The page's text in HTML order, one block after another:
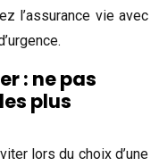
l’assurance vie avec
: ne pas
plus
lors du choix d’une